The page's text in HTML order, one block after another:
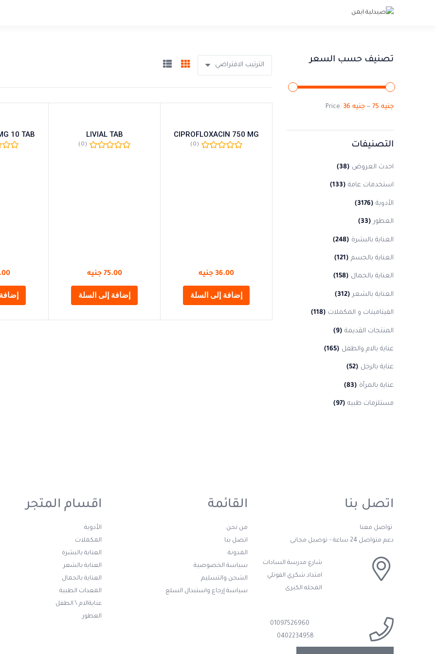
تصنيف حسب السعر
Price: 36 جنيه — 75 جنيه
التصنيفات
احدث العروض (38)
استخدمات عامة (133)
الأدوية (3176)
العطور (33)
العناية بالبشرة (248)
العناية بالجسم (121)
العناية بالجمال (158)
العناية بالشعر (312)
الفيتامينات و المكملات (118)
المنتجات القديمة (9)
عناية بالام والطفل (165)
عناية بالرجل (52)
عناية بالمرأة (83)
مستلزمات طبيه (97)
الترتيب الافتراضي
CIPROFLOXACIN 750 MG
(0)
36.00 جنيه
إضافة إلى السلة
LIVIAL TAB
(0)
75.00 جنيه
إضافة إلى السلة
10 TAB
اتصل بنا
تواصل معنا
دعم متواصل 24 ساعة – توصيل مجانى
شارع مدرسة السادات
امتداد شكري القوتلي
المحله الكبرى
01097526960
0402234958
القائمة
من نحن
اتصل بنا
المدونة
سياسة الخصوصية
الشحن والتسليم
سياسة إرجاع واستبدال السلع
اقسام المتجر
الأدوية
المكملات
العناية بالبشرة
العناية بالشعر
العناية بالجمال
المعدات الطبية
عنايةالام \ الطفل
العطور